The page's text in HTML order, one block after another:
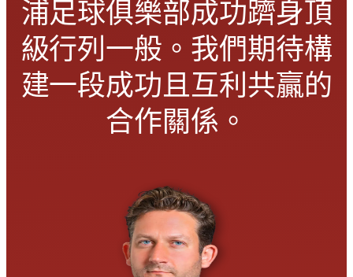
浦足球俱樂部成功躋身頂
級行列一般。我們期待構
建一段成功且互利共贏的
合作關係。